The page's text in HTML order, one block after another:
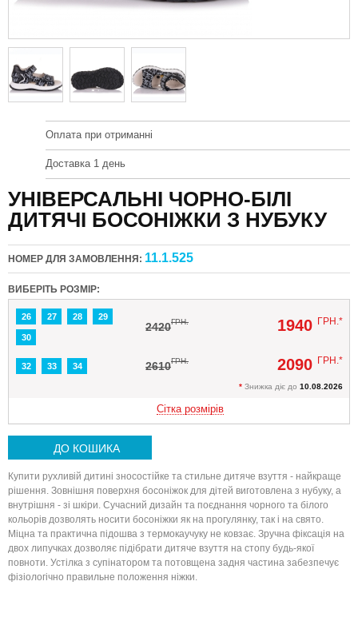
Оплата при отриманні
Доставка 1 день
УНІВЕРСАЛЬНІ ЧОРНО-БІЛІ
ДИТЯЧІ БОСОНІЖКИ З НУБУКУ
НОМЕР ДЛЯ ЗАМОВЛЕННЯ: 11.1.525
ВИБЕРІТЬ РОЗМІР:
26 27 28 29
30
2420ГРН. 1940 ГРН.*
32 33 34 2610ГРН. 2090 ГРН.*
* Знижка діє до 10.08.2026
Сітка розмірів
ДО КОШИКА
Купити рухливій дитині зносостійке та стильне дитяче взуття - найкраще
рішення. Зовнішня поверхня босоніжок для дітей виготовлена з нубуку, а
внутрішня - зі шкіри. Сучасний дизайн та поєднання чорного та білого
кольорів дозволять носити босоніжки як на прогулянку, так і на свято.
Міцна та практична підошва з термокаучуку не ковзає. Зручна фіксація на
двох липучках дозволяє підібрати дитяче взуття на стопу будь-якої
повноти. Устілка з супінатором та потовщена задня частина забезпечує
фізіологічно правильне положення ніжки.
Вниз